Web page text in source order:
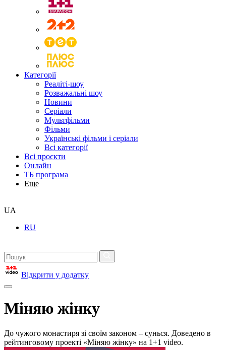
Категорії
Реаліті-шоу
Розважальні шоу
Новини
Серіали
Мультфільми
Фільми
Українські фільми і серіали
Всі категорії
Всі проєкти
Онлайн
ТБ програма
Еще
UA
RU
Відкрити у додатку
Міняю жінку
До чужого монастиря зі своїм законом – сунься. Доведено в
рейтинговому проекті «Міняю жінку» на 1+1 video.